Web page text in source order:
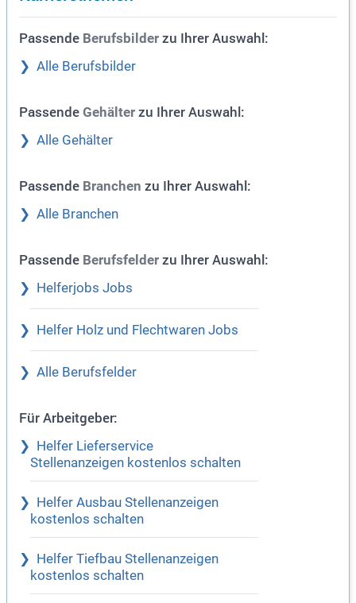
Passende Berufsbilder zu Ihrer Auswahl:
Alle Berufsbilder
Passende Gehälter zu Ihrer Auswahl:
Alle Gehälter
Passende Branchen zu Ihrer Auswahl:
Alle Branchen
Passende Berufsfelder zu Ihrer Auswahl:
Helferjobs Jobs
Helfer Holz und Flechtwaren Jobs
Alle Berufsfelder
Für Arbeitgeber:
Helfer Lieferservice
Stellenanzeigen kostenlos schalten
Helfer Ausbau Stellenanzeigen
kostenlos schalten
Helfer Tiefbau Stellenanzeigen
kostenlos schalten